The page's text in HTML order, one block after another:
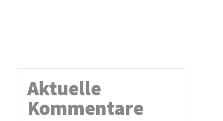
Aktuelle
Kommentare